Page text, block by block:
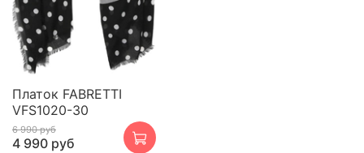
Платок FABRETTI
VFS1020-30
6 990 руб
4 990 руб